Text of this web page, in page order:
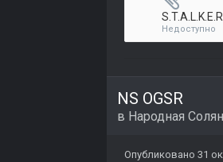
Недоступно
NS OGSR
в Народная
Опубликовано 31